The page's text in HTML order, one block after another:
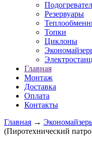
Резервуары
Топки
Циклоны
Главная
Монтаж
Доставка
Оплата
Контакты
Главная →
(Пиротехнический